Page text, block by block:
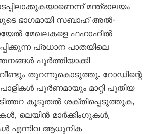
മന്ത്രാലയം
ഭാഗമായി സബാഹ് അൽ-
മേഖലകളെ ഫഹാഹീൽ
പ്രധാന പാതയിലെ
പൂർത്തിയാക്കി
വീണ്ടും തുറന്നുകൊടുത്തു. റോഡിന്റെ
പൂർണമായും മാറ്റി പുതിയ
കൂടുതൽ ശക്തിപ്പെടുത്തുക,
മാർക്കിംഗുകൾ,
എന്നിവ ആധുനിക